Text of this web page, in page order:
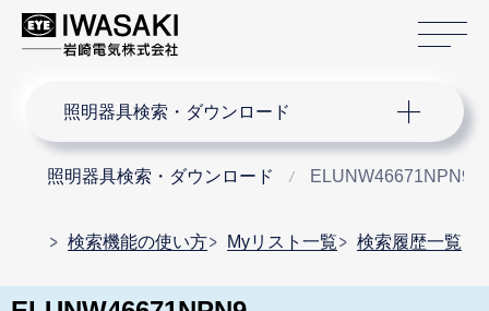
照明器具検索・ダウンロード
照明器具検索・ダウンロード ELUNW46671NPN9
検索機能の使い方 Myリスト一覧 検索履歴一覧